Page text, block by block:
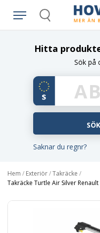
Search
Hitta
Sök på
Saknar du regnr?
Hem / Exteriör/Takräcke /
Takräcke Turtle Air Silver